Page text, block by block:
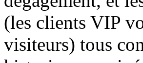
(les clients VIP
visiteurs) tous